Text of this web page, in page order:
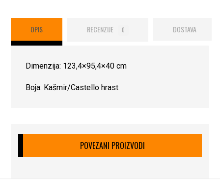
OPIS RECENZIJE 0 DOSTAVA
Dimenzija: 123,4×95,4×40 cm
Boja: Kašmir/Castello hrast
POVEZANI PROIZVODI